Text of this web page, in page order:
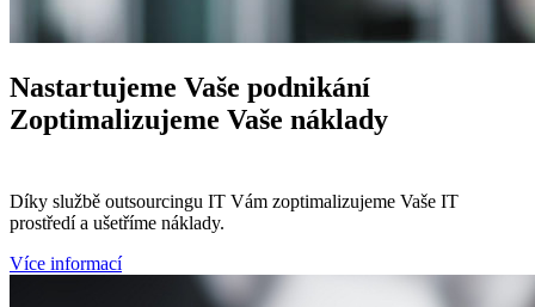
Nastartujeme Vaše podnikání
Zoptimalizujeme Vaše náklady
Díky službě outsourcingu IT Vám zoptimalizujeme Vaše IT
prostředí a ušetříme náklady.
Více informací